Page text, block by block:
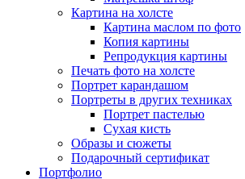
Картина на холсте
Картина маслом по фото
Копия картины
Репродукция картины
Печать фото на холсте
Портрет карандашом
Портреты в других техниках
Портрет пастелью
Сухая кисть
Образы и сюжеты
Подарочный сертификат
Портфолио